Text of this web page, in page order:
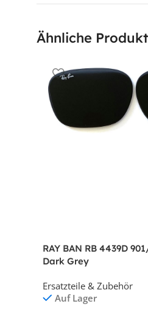
Ähnliche
RAY BAN RB 4439D
Dark Grey
Ersatzteile & Zubehör
Auf Lager